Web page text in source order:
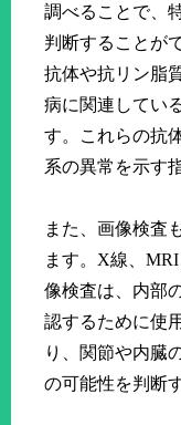
調べることで、
判断することが
抗体や抗リン脂
病に関連してい
す。これらの抗
系の異常を示す
また、画像検査
ます。X線、
像検査は、内部
認するために使
り、関節や内臓
の可能性を判断